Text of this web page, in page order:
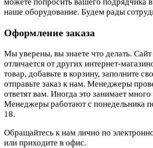
наше оборудование. Будем рады
Оформление заказа
Мы уверены, вы знаете что делать.
отличается от других интернет-
товар, добавьте в корзину, заполните
отправьте заказ к нам. Менеджеры
ответят вам. Иногда это занимает
Менеджеры работают с понедельника
18.
Обращайтесь к нам лично по
или приходите в офис.